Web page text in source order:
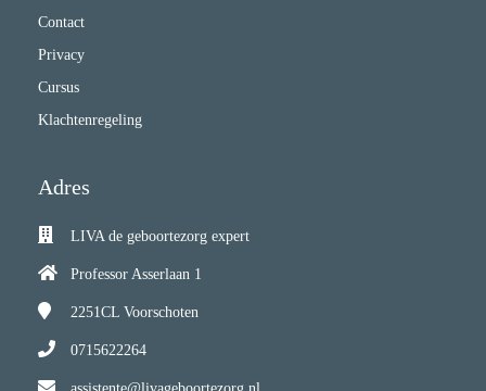
Contact
Privacy
Cursus
Klachtenregeling
Adres
LIVA de geboortezorg expert
Professor Asserlaan 1
2251CL Voorschoten
0715622264